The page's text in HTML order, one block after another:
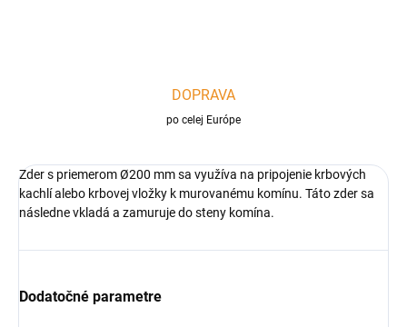
DOPRAVA
po celej Európe
Zder s priemerom Ø200 mm sa využíva na pripojenie krbových
kachlí alebo krbovej vložky k murovanému komínu. Táto zder sa
následne vkladá a zamuruje do steny komína.
Dodatočné parametre